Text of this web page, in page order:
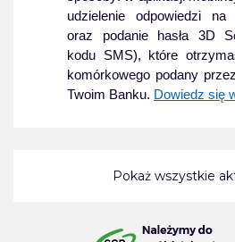
udzielenie odpowiedzi na
oraz podanie hasła 3D
kodu SMS), które
komórkowego podany
Twoim Banku. Dowiedz się
Pokaż wszystkie